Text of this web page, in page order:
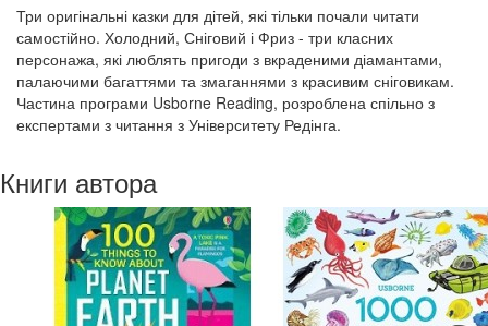
Три оригінальні казки для дітей, які тільки почали читати
самостійно. Холодний, Сніговий і Фриз - три класних
персонажа, які люблять пригоди з вкраденими діамантами,
палаючими багаттями та змаганнями з красивим сніговикам.
Частина програми Usborne Reading, розроблена спільно з
експертами з читання з Університету Редінга.
Книги автора